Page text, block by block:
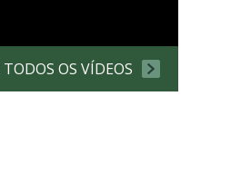
TODOS OS VÍDEOS